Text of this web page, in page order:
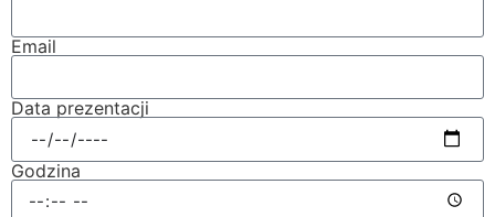
Email
Data prezentacji
Godzina